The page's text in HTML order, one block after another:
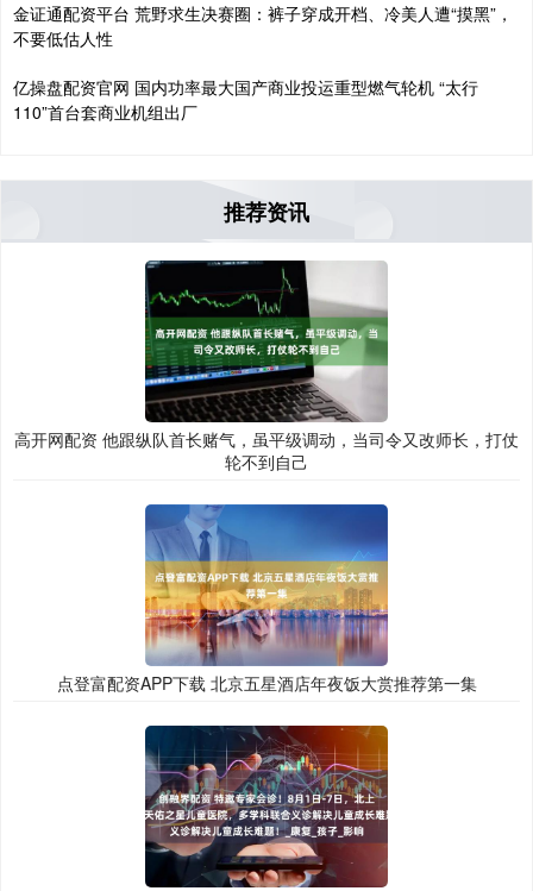
金证通配资平台 荒野求生决赛圈：裤子穿成开档、冷美人遭“摸黑”，
不要低估人性
亿操盘配资官网 国内功率最大国产商业投运重型燃气轮机 “太行
110”首台套商业机组出厂
推荐资讯
高开网配资 他跟纵队首长赌气，虽平级调动，当司令又改师长，打仗
轮不到自己
点登富配资APP下载 北京五星酒店年夜饭大赏推荐第一集